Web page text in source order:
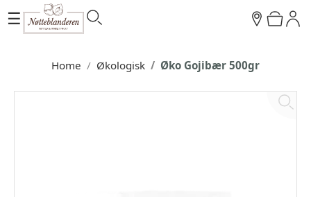
☰
Home Økologisk Øko Gojibær 500gr